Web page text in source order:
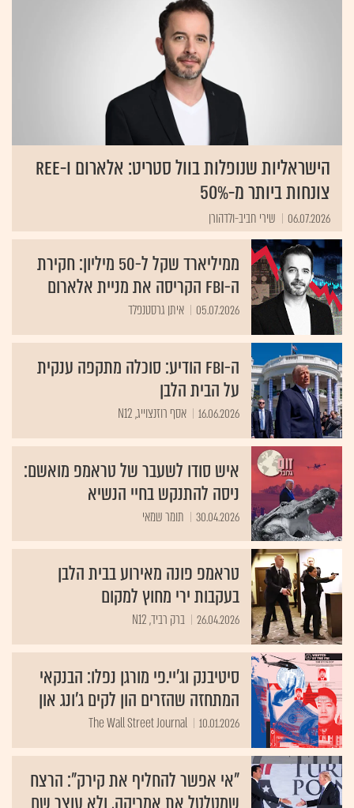
הישראליות שנופלות בוול סטריט: אלארום ו-REE
צונחות ביותר מ-50%
06.07.2026 שירי חביב-ולדהורן
ממיליארד שקל ל-50 מיליון: חקירת
ה-FBI הקריסה את מניית אלארום
05.07.2026 איתן גרסטנפלד
ה-FBI הודיע: סוכלה מתקפה ענקית
על הבית הלבן
16.06.2026 אסף רוזנצוייג, N12
איש סודו לשעבר של טראמפ מואשם:
ניסה להתנקש בחיי הנשיא
30.04.2026 תומר שמאי
טראמפ פונה מאירוע בבית הלבן
בעקבות ירי מחוץ למקום
26.04.2026 ברק רביד, N12
סיטיבנק וג'יי.פי מורגן נפלו: הבנקאי
המתחזה שהזרים הון לקים ג'ונג און
10.01.2026
The Wall Street Journal
"אי אפשר להחליף את קירק": הרצח